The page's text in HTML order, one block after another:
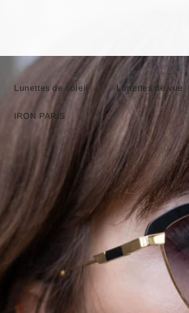
Lunettes de soleil Lunettes de vue
IRON PARIS